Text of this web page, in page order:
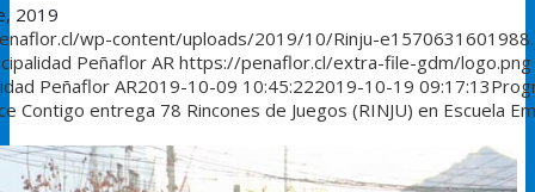
2019
wp-content/uploads/2019/10/Rinju-
Peñaflor AR https://penaflor.cl/extra-file-gdm/logo.png
Peñaflor AR2019-10-09 10:45:222019-10-19 09:17:13
Contigo entrega 78 Rincones de Juegos (RINJU) en Escuela